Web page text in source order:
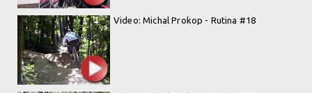
Video: Michal Prokop - Rutina #18